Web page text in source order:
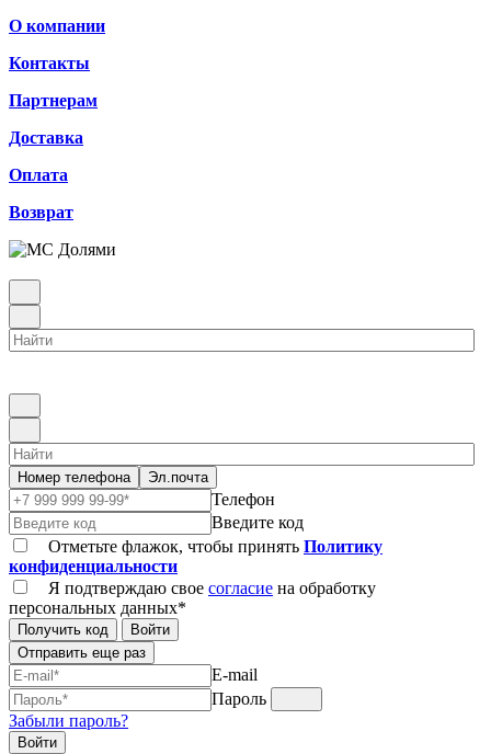
О компании
Контакты
Партнерам
Доставка
Оплата
Возврат
Номер телефона Эл.почта
Телефон
Введите код
Отметьте флажок, чтобы принять Политику
конфиденциальности
Я подтверждаю свое согласие на обработку
персональных данных*
Получить код
Войти
Отправить еще раз
E-mail
Пароль
Забыли пароль?
Войти